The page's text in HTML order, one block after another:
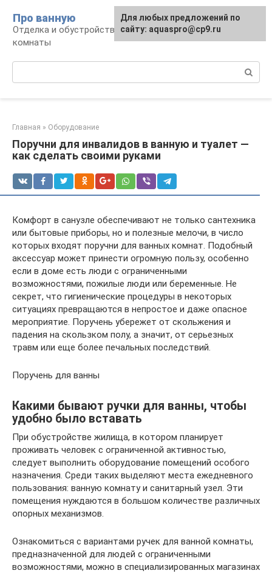
контенту
Про ванную
Отделка и обустройство современной ванной
комнаты
Главная » Оборудование
Поручни для инвалидов в ванную и туалет —
как сделать своими руками
Комфорт в санузле обеспечивают не только сантехника
или бытовые приборы, но и полезные мелочи, в число
которых входят поручни для ванных комнат. Подобный
аксессуар может принести огромную пользу, особенно
если в доме есть люди с ограниченными
возможностями, пожилые люди или беременные. Не
секрет, что гигиенические процедуры в некоторых
ситуациях превращаются в непростое и даже опасное
мероприятие. Поручень убережет от скольжения и
падения на скользком полу, а значит, от серьезных
травм или еще более печальных последствий.
Поручень для ванны
Какими бывают ручки для ванны, чтобы
удобно было вставать
При обустройстве жилища, в котором планирует
проживать человек с ограниченной активностью,
следует выполнить оборудование помещений особого
назначения. Среди таких выделяют места ежедневного
пользования: ванную комнату и санитарный узел. Эти
помещения нуждаются в большом количестве различных
опорных механизмов.
Ознакомиться с вариантами ручек для ванной комнаты,
предназначенной для людей с ограниченными
возможностями, можно в специализированных магазинах
Для любых предложений по
сайту: aquaspro@cp9.ru